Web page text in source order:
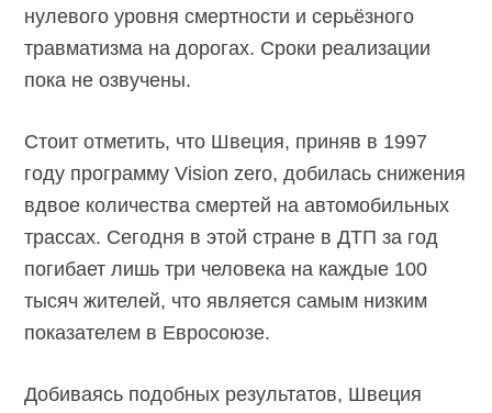
нулевого уровня смертности и серьёзного
травматизма на дорогах. Сроки реализации
пока не озвучены.
Стоит отметить, что Швеция, приняв в 1997
году программу Vision zero, добилась снижения
вдвое количества смертей на автомобильных
трассах. Сегодня в этой стране в ДТП за год
погибает лишь три человека на каждые 100
тысяч жителей, что является самым низким
показателем в Евросоюзе.
Добиваясь подобных результатов, Швеция